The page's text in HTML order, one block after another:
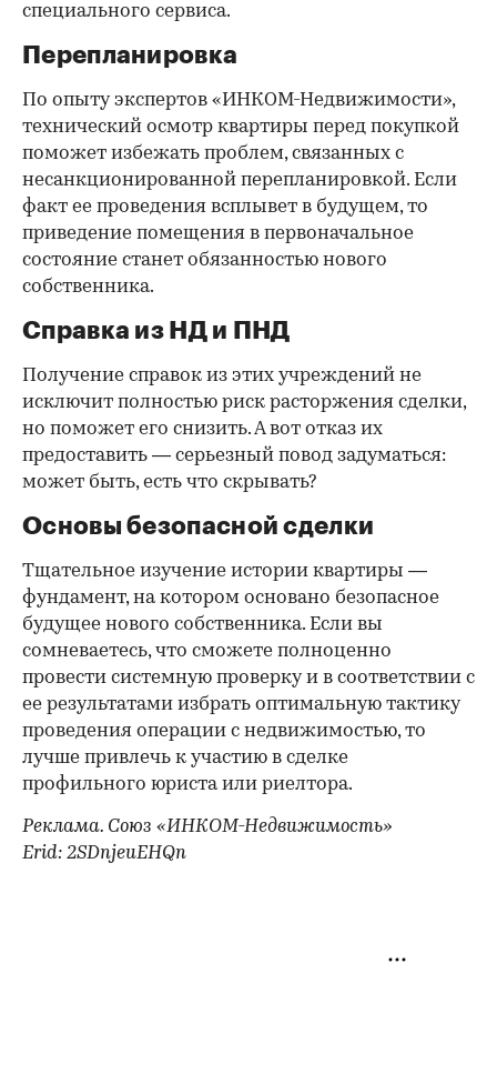
специального сервиса.
Перепланировка
По опыту экспертов «ИНКОМ-Недвижимости»,
технический осмотр квартиры перед покупкой
поможет избежать проблем, связанных с
несанкционированной перепланировкой. Если
факт ее проведения всплывет в будущем, то
приведение помещения в первоначальное
состояние станет обязанностью нового
собственника.
Справка из НД и ПНД
Получение справок из этих учреждений не
исключит полностью риск расторжения сделки,
но поможет его снизить. А вот отказ их
предоставить — серьезный повод задуматься:
может быть, есть что скрывать?
Основы безопасной сделки
Тщательное изучение истории квартиры —
фундамент, на котором основано безопасное
будущее нового собственника. Если вы
сомневаетесь, что сможете полноценно
провести системную проверку и в соответствии с
ее результатами избрать оптимальную тактику
проведения операции с недвижимостью, то
лучше привлечь к участию в сделке
профильного юриста или риелтора.
Реклама. Союз «ИНКОМ-Недвижимость»
Erid: 2SDnjeuEHQn